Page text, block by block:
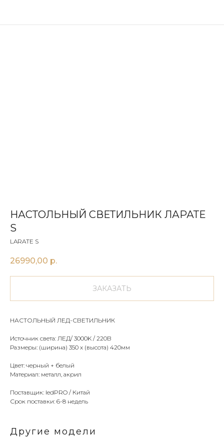
НАСТОЛЬНЫЙ СВЕТИЛЬНИК ЛАРАТЕ
S
LARATE S
26990,00 р.
ЗАКАЗАТЬ
НАСТОЛЬНЫЙ ЛЕД-СВЕТИЛЬНИК
Источник света: ЛЕД/ 3000K / 220В
Размеры: (ширина) 350 х (высота) 420мм
Цвет: черный + белый
Материал: металл, акрил
Поставщик: ledPRO / Китай
Срок поставки: 6-8 недель
Другие модели